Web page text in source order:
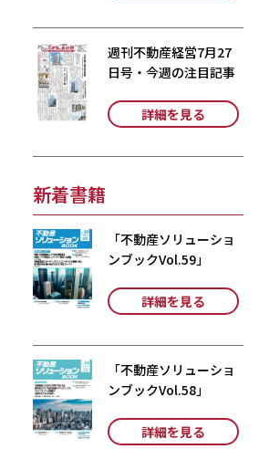
週刊不動産経営7月27
日号・今週の注目記事
詳細を見る
新着書籍
「不動産ソリューショ
ンブックVol.59」
詳細を見る
「不動産ソリューショ
ンブックVol.58」
詳細を見る